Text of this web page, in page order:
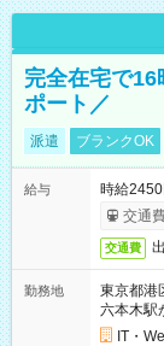
完全在宅で
ポート／
派遣 ブランクOK
給与
時給
交通
交通費
勤務地
東京都港
六本木駅
IT・